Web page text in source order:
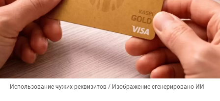
Использование чужих реквизитов / Изображение сгенерировано ИИ